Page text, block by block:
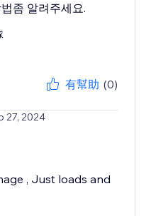
좀 알려주세요.
有幫助 (0)
27, 2024
, Just loads and